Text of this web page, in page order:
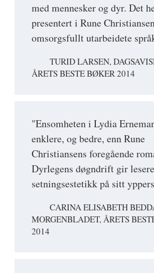
med mennesker og dyr. Det
presentert i Rune
omsorgsfullt utarbeidete
TURID LARSEN,
ÅRETS BESTE BØKER 2014
"Ensomheten i Lydia
enklere, og bedre, enn Rune
Christiansens foregående
Dyrlegens døgndrift gir
setningsestetikk på sitt
CARINA ELISABETH
MORGENBLADET, ÅRETS
2014